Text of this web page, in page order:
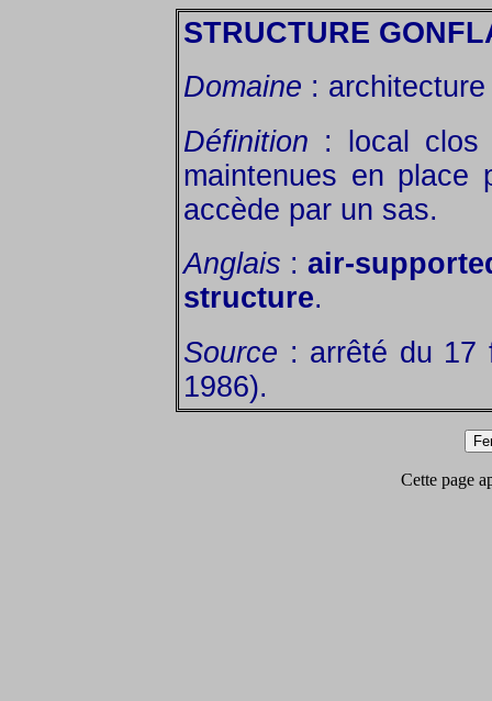
STRUCTURE
Domaine :
Définition : local clos
maintenues en place
accède par un sas.
Anglais : air-
structure.
Source : arrêté du 17
1986).
Cette page